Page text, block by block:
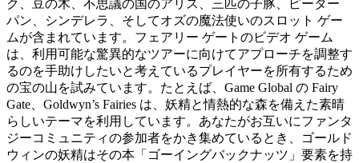
ク、豆の木、不思議の国のアリス、三匹の子豚、ピーター
パン、シンデレラ、そしてオズの魔法使いのスロット ゲー
ムが含まれています。フェアリー ゲートのビデオ ゲーム
は、利用可能な驚異的なツアーに向けてアプローチを調整す
るのを手助けしたいと考えているプレイヤーを所有するため
の宝の山を試みています。たとえば、Game Global の Fairy
Gate、Goldwyn’s Fairies は、妖精と情熱的な森を備えた素晴
らしいテーマを利用しています。あなたがお互いにファンタ
ジーコミュニティの参加者をかき集めているとき、ゴールド
ウィンの妖精はその本「ゴーイングバックナッツ」要素を持